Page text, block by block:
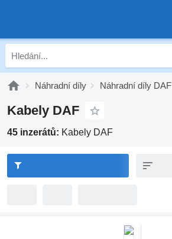
Náhradní díly Náhradní díly DAF
Kabely DAF
45 inzerátů: Kabely DAF